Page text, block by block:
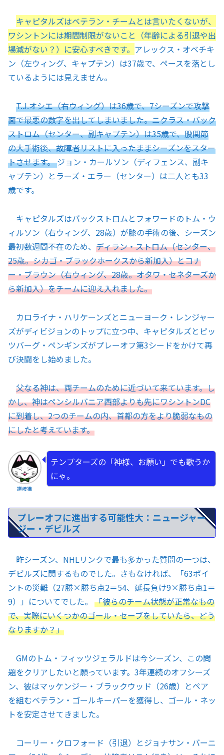
キャピタルズはベテラン・チームとは言いたくないが、
ワシントンには期間制限がないこと（年齢による引退や出
場減がない？）に安心すべきです。 アレックス・オベチキ
ン（左ウィング、キャプテン）は37歳で、ペースを落とし
ているようには見えません。
T.J.オシエ（右ウィング）は36歳で、7シーズンで攻撃
面で最悪の数字を出してしまいました。ニクラス・バック
ストロム（センター、副キャプテン）は35歳で、股関節
の大手術後、故障者リストに入ったままシーズンをスター
トさせます。ジョン・カールソン（ディフェンス、副キ
ャプテン）とラーズ・エラー（センター）は二人とも33
歳です。
キャピタルズはバックストロムとフォワードのトム・ウ
ィルソン（右ウィング、28歳）が膝の手術の後、シーズン
最初数週間不在のため、 ディラン・ストロム（センター、
25歳。シカゴ・ブラックホークスから新加入）とコナ
ー・ブラウン（右ウィング、28歳。オタワ・セネターズか
ら新加入）をチームに迎え入れました。
カロライナ・ハリケーンズとニューヨーク・レンジャー
ズがディビジョンのトップに立つ中、キャピタルズとピッ
ツバーグ・ペンギンズがプレーオフ第3シードをかけて再
び決闘をし始めました。
父なる神は、両チームのために近づいて来ています。し
かし、神はペンシルバニア西部よりも先にワシントンDC
に到着し、2つのチームの内、首都の方をより脆弱なもの
にしたと考えています。
讃岐猫
テンプターズの「神様、お願い」でも歌うか
にゃ。
プレーオフに進出する可能性大：ニュージャー
ジー・デビルズ
昨シーズン、NHLリンクで最も多かった質問の一つは、
デビルズに関するものでした。さもなければ、「63ポイ
ントの災難（27勝×勝ち点2＝54、延長負け9×勝ち点1＝
9）」についてでした。 「彼らのチーム状態が正常なもの
で、実際にいくつかのゴール・セーブをしていたら、どう
なりますか？」
GMのトム・フィッツジェラルドは今シーズン、この問
題をクリアしたいと願っています。3年連続のオフシーズ
ン、彼はマッケンジー・ブラックウッド（26歳）とペア
を組むベテラン・ゴールキーパーを獲得し、ゴール・ネッ
トを安定させてきました。
コーリー・クロフォード（引退）とジョナサン・バーニ